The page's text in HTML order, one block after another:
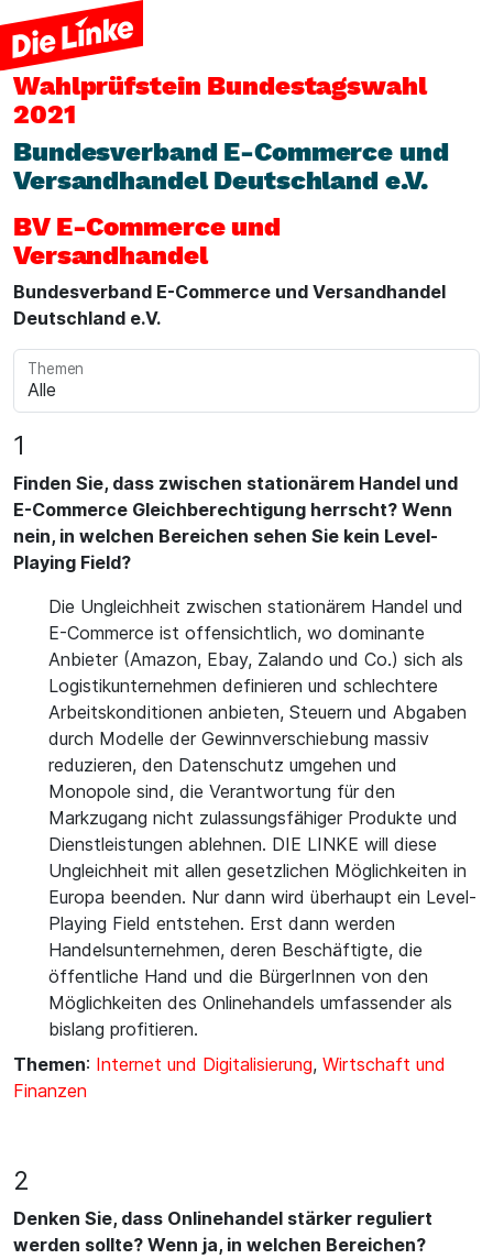
Wahlprüfstein Bundestagswahl
2021
Bundesverband E-Commerce und
Versandhandel Deutschland e.V.
BV E-Commerce und
Versandhandel
Bundesverband E-Commerce und Versandhandel
Deutschland e.V.
Themen
1
Finden Sie, dass zwischen stationärem Handel und
E-Commerce Gleichberechtigung herrscht? Wenn
nein, in welchen Bereichen sehen Sie kein Level-
Playing Field?
Die Ungleichheit zwischen stationärem Handel und
E-Commerce ist offensichtlich, wo dominante
Anbieter (Amazon, Ebay, Zalando und Co.) sich als
Logistikunternehmen definieren und schlechtere
Arbeitskonditionen anbieten, Steuern und Abgaben
durch Modelle der Gewinnverschiebung massiv
reduzieren, den Datenschutz umgehen und
Monopole sind, die Verantwortung für den
Markzugang nicht zulassungsfähiger Produkte und
Dienstleistungen ablehnen. DIE LINKE will diese
Ungleichheit mit allen gesetzlichen Möglichkeiten in
Europa beenden. Nur dann wird überhaupt ein Level-
Playing Field entstehen. Erst dann werden
Handelsunternehmen, deren Beschäftigte, die
öffentliche Hand und die BürgerInnen von den
Möglichkeiten des Onlinehandels umfassender als
bislang profitieren.
Themen: Internet und Digitalisierung, Wirtschaft und
Finanzen
2
Denken Sie, dass Onlinehandel stärker reguliert
werden sollte? Wenn ja, in welchen Bereichen?